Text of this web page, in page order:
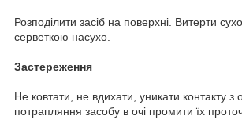
Розподілити засіб на поверхні. Витерти
серветкою насухо.
Застереження
Не ковтати, не вдихати, уникати контакту з
потрапляння засобу в очі промити їх